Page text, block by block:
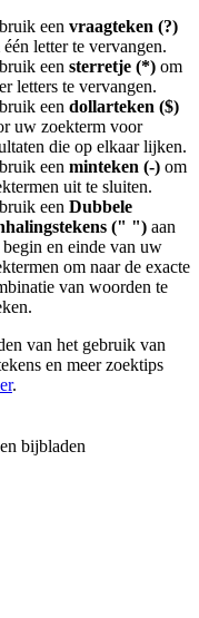
een vraagteken (?)
één letter te vervangen.
een sterretje (*) om
letters te vervangen.
een dollarteken ($)
uw zoekterm voor
die op elkaar lijken.
een minteken (-) om
uit te sluiten.
een Dubbele
(" ") aan
begin en einde van uw
om naar de exacte
van woorden te
van het gebruik van
en meer zoektips
.
bijbladen